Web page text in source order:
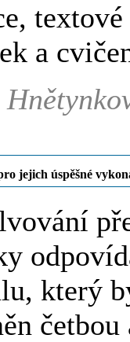
a
jejich úspěšné
který